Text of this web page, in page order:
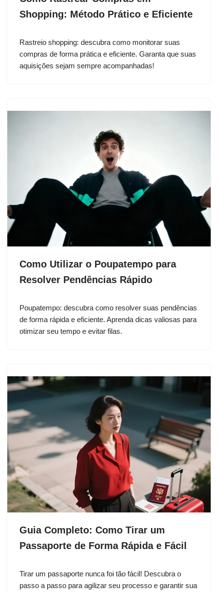
Shopping: Método Prático e Eficiente
Rastreio shopping: descubra como monitorar suas
compras de forma prática e eficiente. Garanta que suas
aquisições sejam sempre acompanhadas!
Como Utilizar o Poupatempo para
Resolver Pendências Rápido
Poupatempo: descubra como resolver suas pendências
de forma rápida e eficiente. Aprenda dicas valiosas para
otimizar seu tempo e evitar filas.
Guia Completo: Como Tirar um
Passaporte de Forma Rápida e Fácil
Tirar um passaporte nunca foi tão fácil! Descubra o
passo a passo para agilizar seu processo e garantir sua